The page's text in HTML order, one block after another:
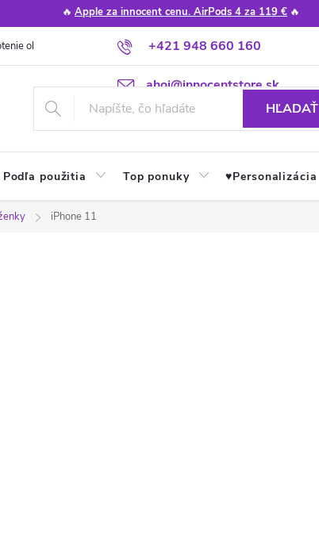
🔥 Apple za innocent cenu. AirPods 4 za 119 € 🔥
+421 948 660 160
ahoj@innocentstore.sk
obchodu Poradňa Apple návody a tipy
HĽADAŤ
Podľa použitia Top ponuky ♥︎Personalizácia
iPhone 11